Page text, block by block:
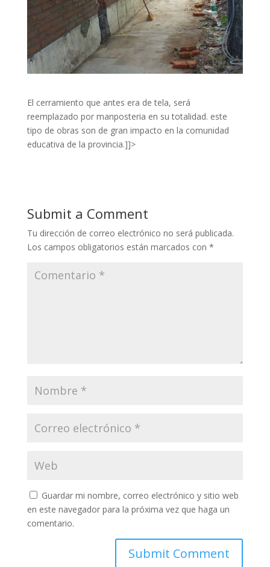
El cerramiento que antes era de tela, será
reemplazado por manposteria en su totalidad. este
tipo de obras son de gran impacto en la comunidad
educativa de la provincia.]]>
Submit a Comment
Tu dirección de correo electrónico no será publicada.
Los campos obligatorios están marcados con *
Guardar mi nombre, correo electrónico y sitio web
en este navegador para la próxima vez que haga un
comentario.